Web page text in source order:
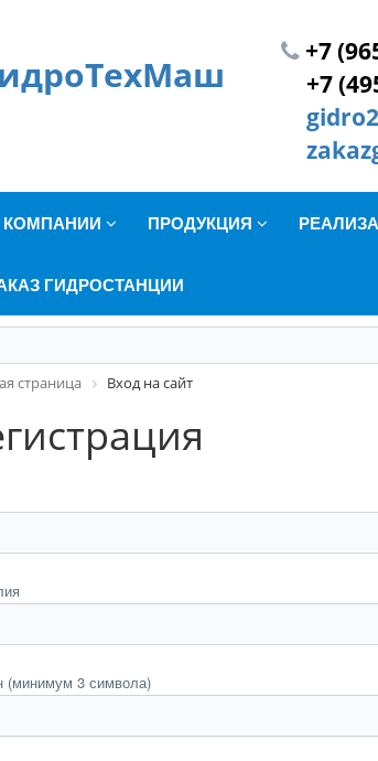
+7
+7
КОМПАНИИ ПРОДУКЦИЯ
ГИДРОСТАНЦИИ
страница Вход на сайт
(минимум 3 символа)